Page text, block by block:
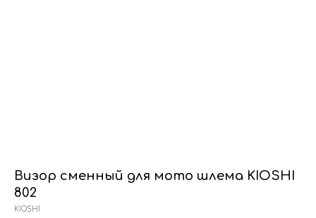
Визор сменный для мото шлема KIOSHI
802
KIOSHI